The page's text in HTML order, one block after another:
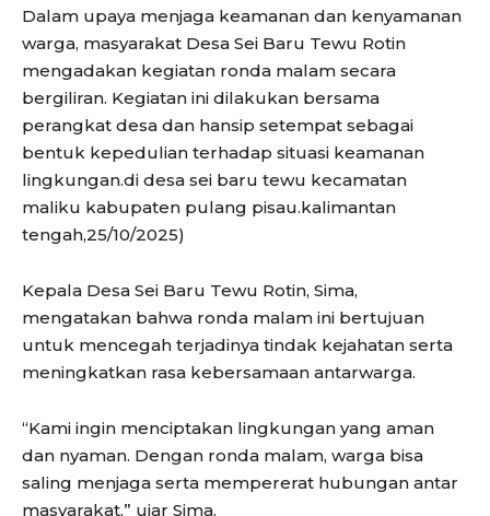
Dalam upaya menjaga keamanan dan kenyamanan
warga, masyarakat Desa Sei Baru Tewu Rotin
mengadakan kegiatan ronda malam secara
bergiliran. Kegiatan ini dilakukan bersama
perangkat desa dan hansip setempat sebagai
bentuk kepedulian terhadap situasi keamanan
lingkungan.di desa sei baru tewu kecamatan
maliku kabupaten pulang pisau.kalimantan
tengah,25/10/2025)
Kepala Desa Sei Baru Tewu Rotin, Sima,
mengatakan bahwa ronda malam ini bertujuan
untuk mencegah terjadinya tindak kejahatan serta
meningkatkan rasa kebersamaan antarwarga.
“Kami ingin menciptakan lingkungan yang aman
dan nyaman. Dengan ronda malam, warga bisa
saling menjaga serta mempererat hubungan antar
masyarakat,” ujar Sima.